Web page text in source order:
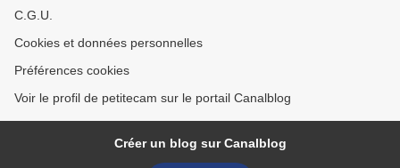
C.G.U.
Cookies et données personnelles
Préférences cookies
Voir le profil de petitecam sur le portail Canalblog
Créer un blog sur Canalblog